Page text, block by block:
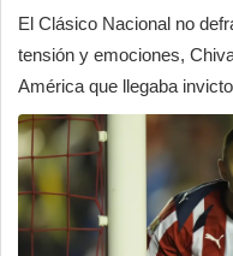
El Clásico Nacional no
tensión y emociones,
América que llegaba invicto